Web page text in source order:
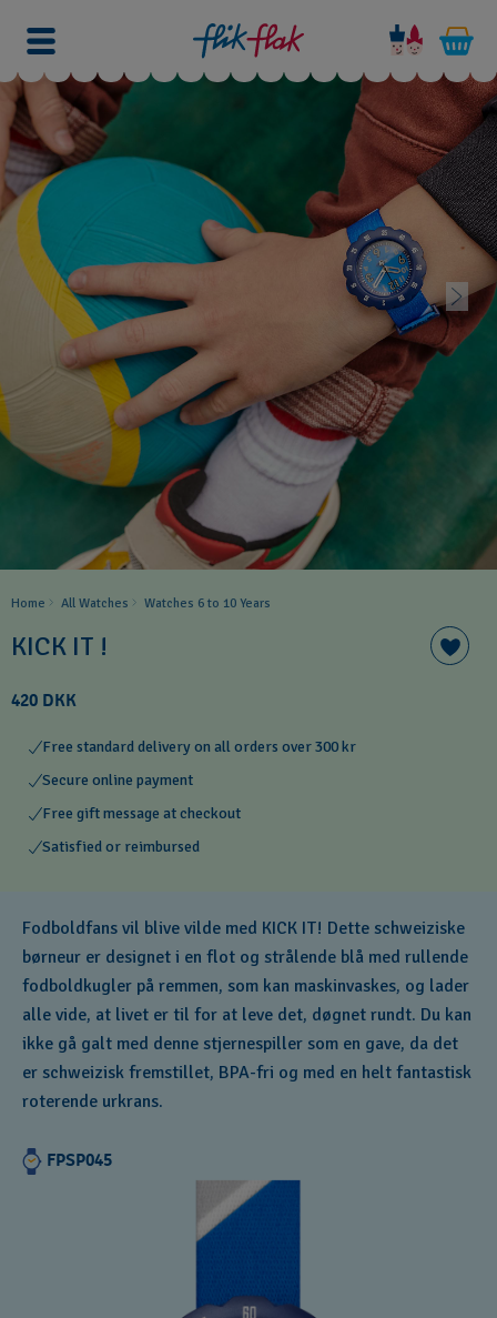
Home All Watches Watches 6 to 10 Years​
KICK IT !
420 DKK
Free standard delivery on all orders over 300 kr
Secure online payment
Free gift message at checkout
Satisfied or reimbursed
Fodboldfans vil blive vilde med KICK IT! Dette schweiziske
børneur er designet i en flot og strålende blå med rullende
fodboldkugler på remmen, som kan maskinvaskes, og lader
alle vide, at livet er til for at leve det, døgnet rundt. Du kan
ikke gå galt med denne stjernespiller som en gave, da det
er schweizisk fremstillet, BPA-fri og med en helt fantastisk
roterende urkrans.
FPSP045